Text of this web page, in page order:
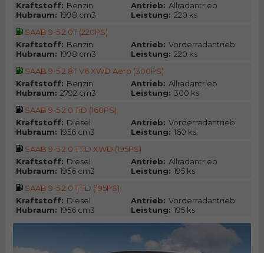
Kraftstoff: Benzin Antrieb: Allradantrieb
Hubraum: 1998 cm3 Leistung: 220 ks
SAAB 9-5 2.0T (220PS)
Kraftstoff: Benzin Antrieb: Vorderradantrieb
Hubraum: 1998 cm3 Leistung: 220 ks
SAAB 9-5 2.8T V6 XWD Aero (300PS)
Kraftstoff: Benzin Antrieb: Allradantrieb
Hubraum: 2792 cm3 Leistung: 300 ks
SAAB 9-5 2.0 TiD (160PS)
Kraftstoff: Diesel Antrieb: Vorderradantrieb
Hubraum: 1956 cm3 Leistung: 160 ks
SAAB 9-5 2.0 TTiD XWD (195PS)
Kraftstoff: Diesel Antrieb: Allradantrieb
Hubraum: 1956 cm3 Leistung: 195 ks
SAAB 9-5 2.0 TTiD (195PS)
Kraftstoff: Diesel Antrieb: Vorderradantrieb
Hubraum: 1956 cm3 Leistung: 195 ks